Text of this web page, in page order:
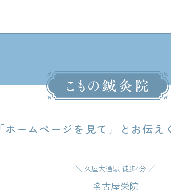
「ホームページを見て」 とお伝え
＼ 久屋大通駅 徒歩4分 ／
名古屋栄院